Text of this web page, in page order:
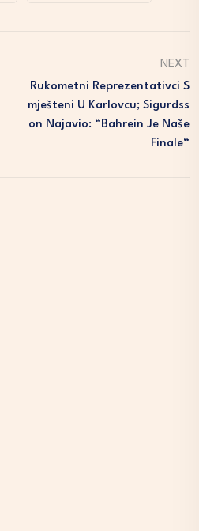
NEXT
Rukometni Reprezentativci S
Mješteni U Karlovcu; Sigurdss
On Najavio: “Bahrein Je Naše
Finale“